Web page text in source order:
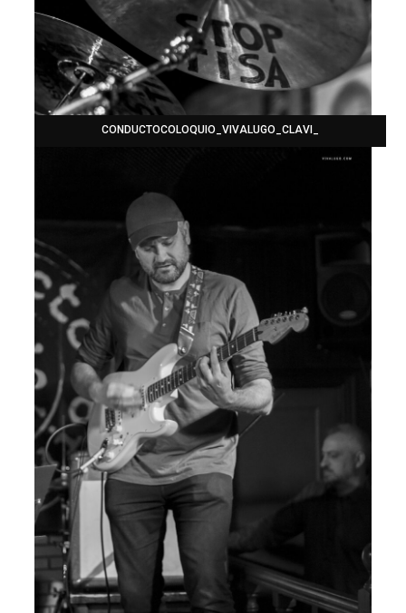
CONDUCTOCOLOQUIO_VIVALUGO_CLAVI_